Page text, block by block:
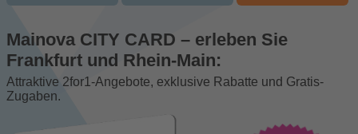
Mainova CITY CARD – erleben Sie
Frankfurt und Rhein-Main:
Attraktive 2for1-Angebote, exklusive Rabatte und Gratis-
Zugaben.